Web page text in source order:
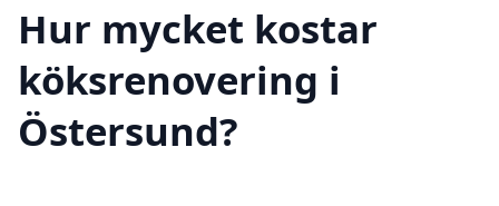
Hur mycket kostar
köksrenovering i
Östersund?